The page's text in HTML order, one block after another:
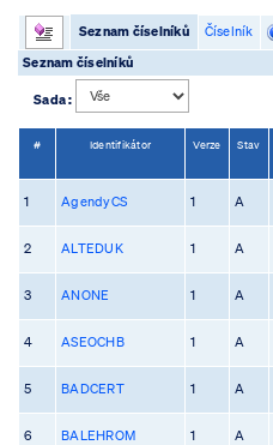
Seznam číselníků Číselník
Seznam číselníků
Sada :
# Identifikátor Verze Stav
1 AgendyCS 1 A
2 ALTEDUK 1 A
3 ANONE 1 A
4 ASEOCHB 1 A
5 BADCERT 1 A
6 BALEHROM 1 A